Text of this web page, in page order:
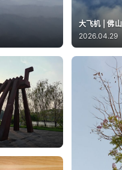
大飞机 | 佛山
2026.04.29